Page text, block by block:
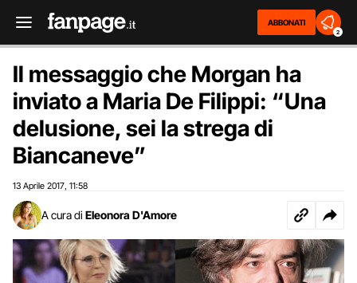
ABBONATI
2
Il messaggio che Morgan ha
inviato a Maria De Filippi: “Una
delusione, sei la strega di
Biancaneve”
13 Aprile 2017 11:58
A cura di Eleonora D'Amore